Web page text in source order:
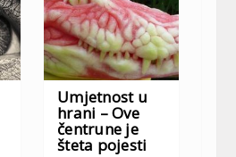
Umjetnost u
hrani – Ove
čentrune je
šteta pojesti